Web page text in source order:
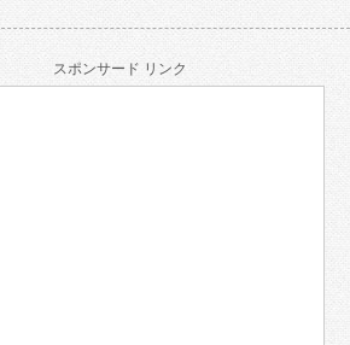
スポンサード リンク